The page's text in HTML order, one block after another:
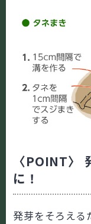
〈POINT〉
に！
発芽をそろえる